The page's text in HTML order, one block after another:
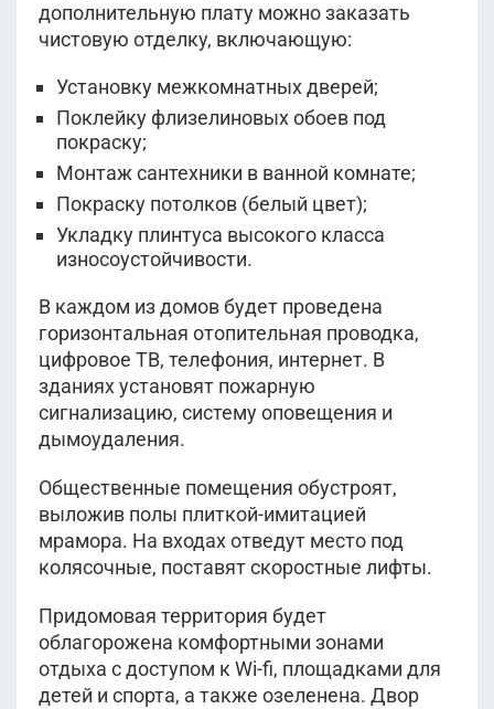
дополнительную плату можно заказать
чистовую отделку, включающую:
Установку межкомнатных дверей;
Поклейку флизелиновых обоев под
покраску;
Монтаж сантехники в ванной комнате;
Покраску потолков (белый цвет);
Укладку плинтуса высокого класса
износоустойчивости.
В каждом из домов будет проведена
горизонтальная отопительная проводка,
цифровое ТВ, телефония, интернет. В
зданиях установят пожарную
сигнализацию, систему оповещения и
дымоудаления.
Общественные помещения обустроят,
выложив полы плиткой-имитацией
мрамора. На входах отведут место под
колясочные, поставят скоростные лифты.
Придомовая территория будет
облагорожена комфортными зонами
отдыха с доступом к Wi-fi, площадками для
детей и спорта, а также озеленена. Двор